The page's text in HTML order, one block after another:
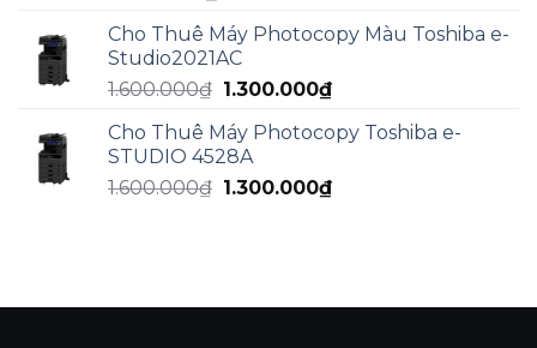
Cho Thuê Máy Photocopy Màu Toshiba e-
Studio2021AC
1.600.000₫ Giá
là:
1.600.000₫.
1.300.000₫Giá
tại
1.300.000₫.
Cho Thuê Máy Photocopy Toshiba e-
STUDIO 4528A
1.600.000₫ Giá
1.300.000₫Giá